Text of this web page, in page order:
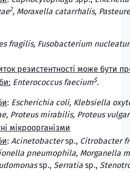
2, Moraxella catarrhalis,
fragilis, Fusobacterium
резистентності може бути
Enterococcus faecium$.
: Escherichia coli, Klebsiella
Proteus mirabilis, Proteus
мікроорганізми
: Acinetobactersp., Citrobacter
pneumophila, Morganella
sp., Serratia sp.,